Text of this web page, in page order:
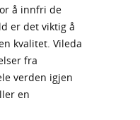
å innfri de
er det viktig å
kvalitet. Vileda
fra
verden igjen
en